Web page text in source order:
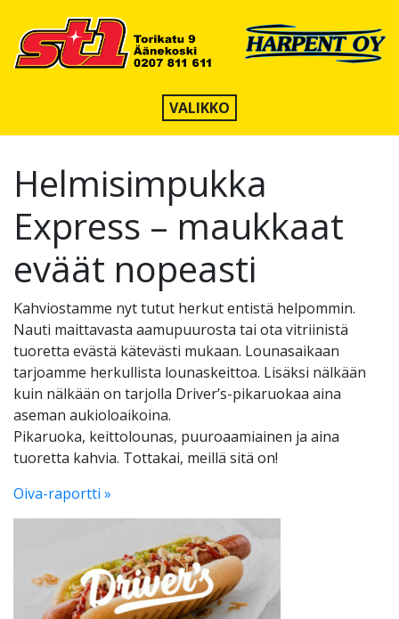
VALIKKO
Helmisimpukka
Express – maukkaat
eväät nopeasti
Kahviostamme nyt tutut herkut entistä helpommin.
Nauti maittavasta aamupuurosta tai ota vitriinistä
tuoretta evästä kätevästi mukaan. Lounasaikaan
tarjoamme herkullista lounaskeittoa. Lisäksi nälkään
kuin nälkään on tarjolla Driver’s-pikaruokaa aina
aseman aukioloaikoina.
Pikaruoka, keittolounas, puuroaamiainen ja aina
tuoretta kahvia. Tottakai, meillä sitä on!
Oiva-raportti »